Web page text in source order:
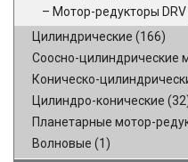
Мотор-редукторы DRV
Цилиндрические (166)
Соосно-цилиндрические
Коническо-
Цилиндро-конические
Планетарные мотор-
Волновые (1)